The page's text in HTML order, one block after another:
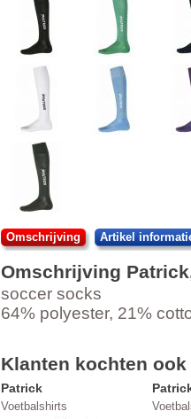
Omschrijving Artikel
Omschrijving Patrick
soccer socks
64% polyester, 21%
Klanten kochten ook
Patrick
Voetbalshirts